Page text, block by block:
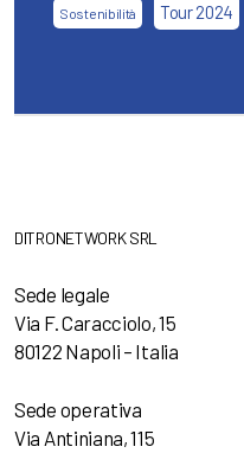
Sostenibilità Tour 2024
DITRONETWORK SRL
Sede legale
Via F. Caracciolo, 15
80122 Napoli – Italia
Sede operativa
Via Antiniana, 115